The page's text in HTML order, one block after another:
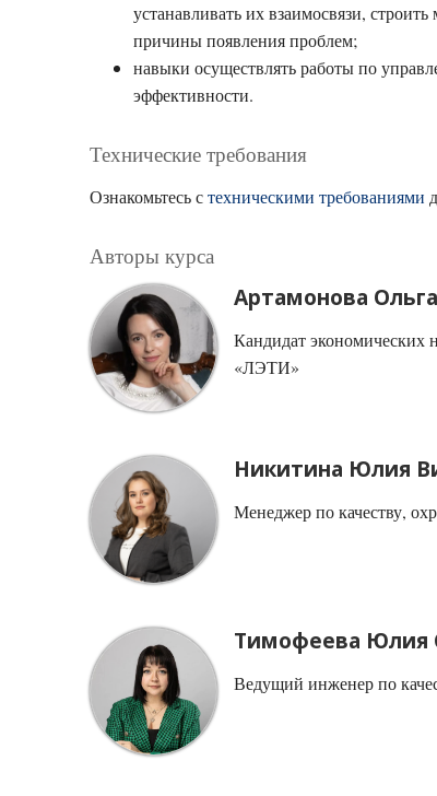
устанавливать их взаимосвязи,
причины появления проблем;
навыки осуществлять работы по
эффективности.
Технические требования
Ознакомьтесь стехническими требованиями
Авторы курса
Артамонова
Кандидат экономических
«ЛЭТИ»
Никитина Юлия
Менеджер по качеству,
Тимофеева Юлия
Ведущий инженер по